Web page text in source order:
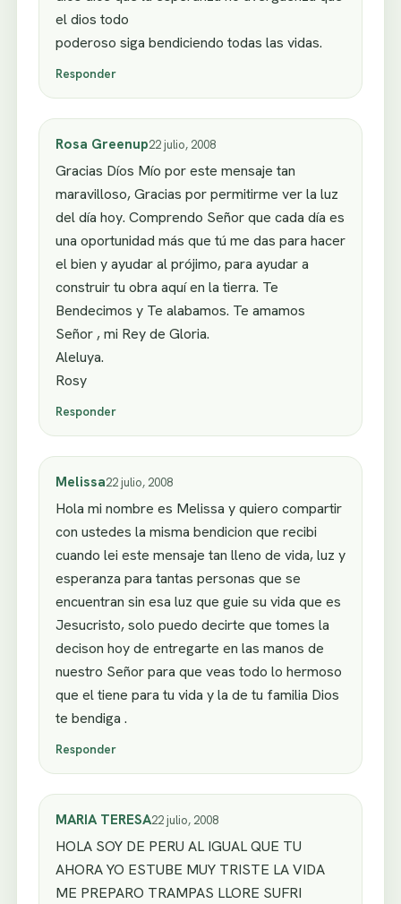
el dios todo
poderoso siga bendiciendo todas las vidas.
Responder
Rosa Greenup22 julio, 2008
Gracias Díos Mío por este mensaje tan
maravilloso, Gracias por permitirme ver la luz
del día hoy. Comprendo Señor que cada día es
una oportunidad más que tú me das para hacer
el bien y ayudar al prójimo, para ayudar a
construir tu obra aquí en la tierra. Te
Bendecimos y Te alabamos. Te amamos
Señor , mi Rey de Gloria.
Aleluya.
Rosy
Responder
Melissa22 julio, 2008
Hola mi nombre es Melissa y quiero compartir
con ustedes la misma bendicion que recibi
cuando lei este mensaje tan lleno de vida, luz y
esperanza para tantas personas que se
encuentran sin esa luz que guie su vida que es
Jesucristo, solo puedo decirte que tomes la
decison hoy de entregarte en las manos de
nuestro Señor para que veas todo lo hermoso
que el tiene para tu vida y la de tu familia Dios
te bendiga .
Responder
MARIA TERESA22 julio, 2008
HOLA SOY DE PERU AL IGUAL QUE TU
AHORA YO ESTUBE MUY TRISTE LA VIDA
ME PREPARO TRAMPAS LLORE SUFRI